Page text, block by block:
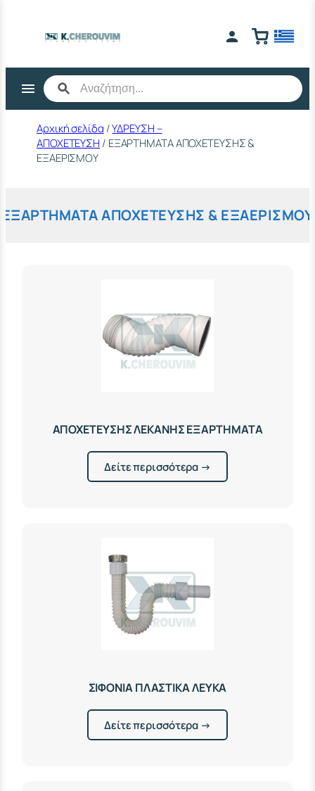
περιεχόμενο
Αρχική σελίδα /ΥΔΡΕΥΣΗ –
ΑΠΟΧΕΤΕΥΣΗ / ΕΞΑΡΤΗΜΑΤΑ ΑΠΟΧΕΤΕΥΣΗΣ &
ΕΞΑΕΡΙΣΜΟΥ
ΕΞΑΡΤΗΜΑΤΑ ΑΠΟΧΕΤΕΥΣΗΣ & ΕΞΑΕΡΙΣΜΟΥ
ΑΠΟΧΕΤΕΥΣΗΣ ΛΕΚΑΝΗΣ ΕΞΑΡΤΗΜΑΤΑ
Δείτε περισσότερα →
ΣΙΦΟΝΙΑ ΠΛΑΣΤΙΚΑ ΛΕΥΚΑ
Δείτε περισσότερα →